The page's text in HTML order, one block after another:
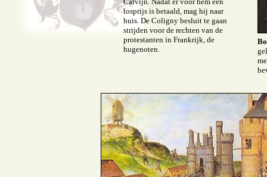
losprijs is betaald, mag hij naar
huis. De Coligny besluit te gaan
strijden voor de rechten van de
protestanten in Frankrijk, de
hugenoten.